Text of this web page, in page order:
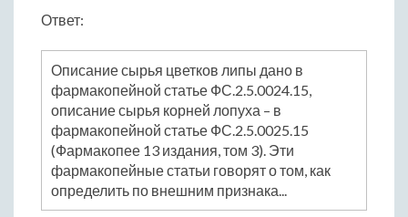
Ответ:
Описание сырья цветков липы дано в
фармакопейной статье ФС.2.5.0024.15,
описание сырья корней лопуха – в
фармакопейной статье ФС.2.5.0025.15
(Фармакопее 13 издания, том 3). Эти
фармакопейные статьи говорят о том, как
определить по внешним признака...